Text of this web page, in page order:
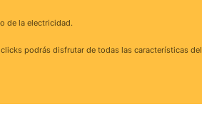
de la electricidad.
podrás disfrutar de todas las características